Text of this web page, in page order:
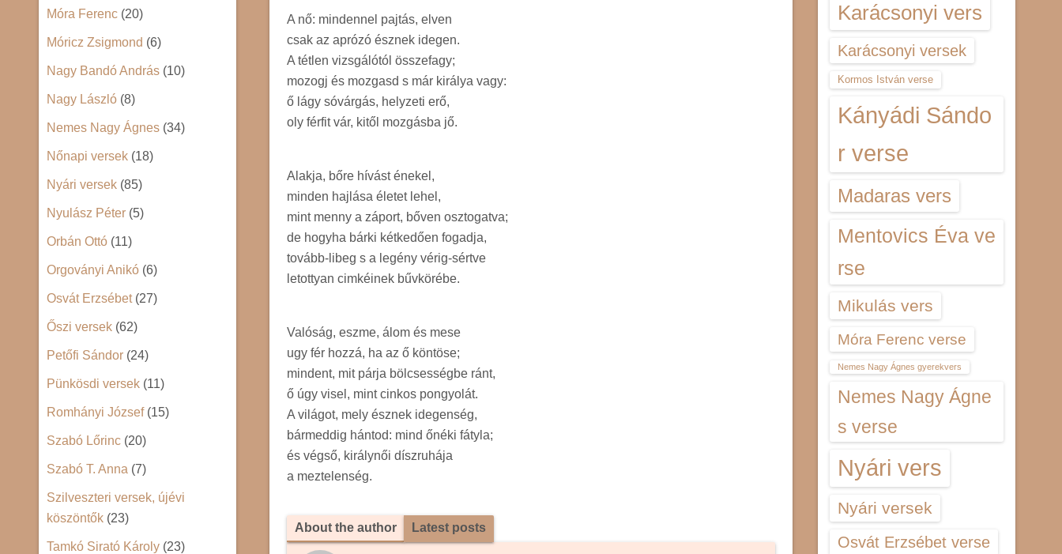
A nő: mindennel pajtás, elven
csak az aprózó észnek idegen.
A tétlen vizsgálótól összefagy;
mozogj és mozgasd s már királya vagy:
ő lágy sóvárgás, helyzeti erő,
oly férfit vár, kitől mozgásba jő.
Alakja, bőre hívást énekel,
minden hajlása életet lehel,
mint menny a záport, bőven osztogatva;
de hogyha bárki kétkedően fogadja,
tovább-libeg s a legény vérig-sértve
letottyan cimkéinek bűvkörébe.
Valóság, eszme, álom és mese
ugy fér hozzá, ha az ő köntöse;
mindent, mit párja bölcsességbe ránt,
ő úgy visel, mint cinkos pongyolát.
A világot, mely észnek idegenség,
bármeddig hántod: mind őnéki fátyla;
és végső, királynői díszruhája
a meztelenség.
About the author Latest posts
Móra Ferenc (20)
Móricz Zsigmond (6)
Nagy Bandó András (10)
Nagy László (8)
Nemes Nagy Ágnes (34)
Nőnapi versek (18)
Nyári versek (85)
Nyulász Péter (5)
Orbán Ottó (11)
Orgoványi Anikó (6)
Osvát Erzsébet(27)
Őszi versek (62)
Petőfi Sándor (24)
Pünkösdi versek (11)
Romhányi József(15)
Szabó Lőrinc (20)
Szabó T. Anna (7)
Szilveszteri versek, újévi
köszöntők (23)
Tamkó Sirató Károly (23)
Karácsonyi vers
Karácsonyi versek
Kormos István verse
Kányádi Sándo
r verse
Madaras vers
Mentovics Éva ve
rse
Mikulás vers
Móra Ferenc verse
Nemes Nagy Ágnes gyerekvers
Nemes Nagy Ágne
s verse
Nyári vers
Nyári versek
Osvát Erzsébet verse